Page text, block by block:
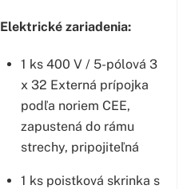
Elektrické zariadenia:
1 ks 400 V / 5-pólová 3
x 32 Externá prípojka
podľa noriem CEE,
zapustená do rámu
strechy, pripojiteľná
1 ks poistková skrinka s